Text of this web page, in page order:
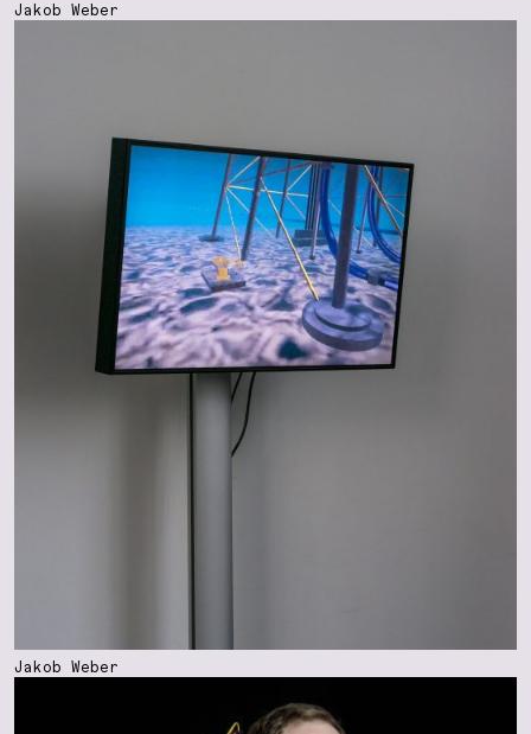
Jakob Weber
Jakob Weber